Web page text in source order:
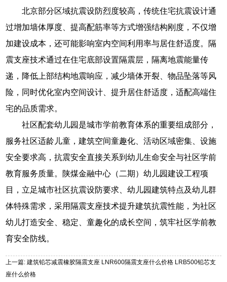
北京部分区域抗震设防烈度较高，传统住宅抗震设计通
过增加墙体厚度、提高配筋率等方式增强结构刚度，不仅增
加建设成本，还可能影响室内空间利用率与居住舒适度。隔
震支座技术通过在住宅底部设置隔震层，隔离地震能量传
递，降低上部结构地震响应，减少墙体开裂、物品坠落等风
险，同时优化室内空间设计、提升居住舒适度，适配高端住
宅的品质需求。
社区配套幼儿园是城市学前教育体系的重要组成部分，
服务社区适龄儿童，建筑空间童趣化、活动区域密集、设施
安全要求高，抗震安全直接关系到幼儿生命安全与社区学前
教育服务质量。陕煤金融中心（二期）幼儿园建设工程项
目，立足城市社区抗震设防要求、幼儿园建筑特点及幼儿群
体特殊需求，采用隔震支座技术提升建筑抗震性能，为社区
幼儿打造安全、稳定、童趣化的成长空间，筑牢社区学前教
育安全防线。
上一篇: 建筑铅芯减震橡胶隔震支座 LNR600隔震支座什么价格 LRB500铅芯支
座什么价格